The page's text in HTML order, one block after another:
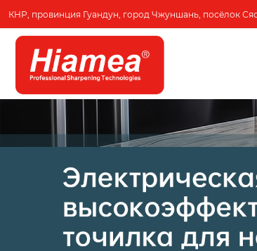
КНР, провинция Гуандун, город Чжуншань, посёлок